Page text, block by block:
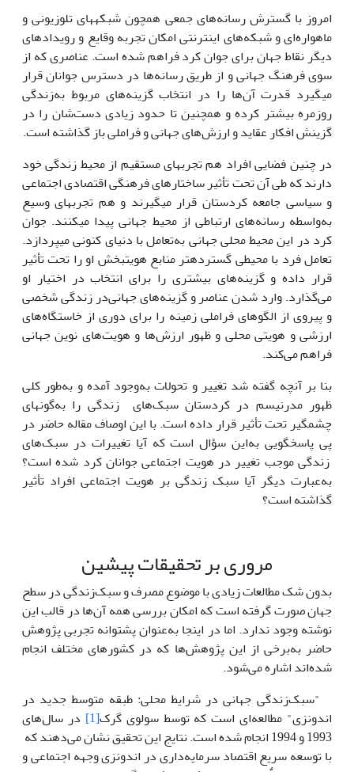
امروز با گسترش رسانه‌های جمعی همچون شبکه‏های تلوزیونی و
ماهواره‌ای و شبکه‌‌های اینترنتی امکان تجربه وقایع و رویدادهای
دیگر نقاط جهان برای جوان کرد فراهم شده‌ است. عناصری که از
سوی فرهنگ جهانی و از طریق رسانه‌ها در دسترس جوانان قرار
می‏گیرد قدرت آن‌ها را در انتخاب گزینه‌های مربوط به‌زندگی
روزمره بیشتر کرده و همچنین تا حدود زیادی دست‌شان‌ را در
گزینش افکار عقاید و ارزش‌های جهانی و فراملی باز گذاشته است.
در چنین فضایی افراد هم تجربه‏ای مستقیم از محیط زندگی خود
دارند که طی آن تحت تأثیر ساختارهای فرهنگی اقتصادی اجتماعی
و سیاسی جامعه کردستان‌ قرار می‏گیرند و هم تجربه‏ای وسیع
به‌واسطه رسانه‌های ارتباطی از محیط جهانی پیدا می‏کنند. جوان
کرد در این محیط محلی جهانی به‌تعامل با دنیای کنونی می‏پردازد.
تعامل فرد با محیطی گسترده‏تر منابع هویت‏بخش او را تحت تأثیر
قرار داده و گزینه‌های بیشتری را برای انتخاب در اختیار او
می‌گذارد. وارد شدن عناصر و گزینه‌های جهانی‌در زندگی شخصی
و پیروی از الگوهای فراملی ‌زمینه را‌ برای دوری از خاستگاه‌های
ارزشی و هویتی محلی و ظهور ارزش‌ها و هویت‌های نوین جهانی
فراهم می‌کند.
بنا بر آنچه گفته شد تغییر و تحولات به‌وجود آمده و به‌طور کلی
ظهور مدرنیسم در کردستان سبک‌های زندگی را به‌گونه‏ای
چشمگیر تحت تأثیر قرار داده است. با این اوصاف مقاله حاضر در
پی پاسخگویی به‌این سؤال است که آیا تغییرات در سبک‌های
زندگی موجب تغییر در هویت اجتماعی جوانان کرد شده است؟
به‌عبارت دیگر آیا سبک زندگی بر هویت اجتماعی افراد تأثیر
گذاشته است؟
مروری بر تحقیقات پیشین
بدون شک مطالعات زیادی با موضوع مصرف و سبک‌زندگی در سطح
جهان صورت گرفته است که امکان بررسی همه آن‌ها در قالب این
نوشته وجود ندارد. اما در اینجا به‌عنوان پشتوانه‌ تجربی پژوهش
حاضر به‌برخی از این پژوهش‌ها که در کشورهای مختلف انجام
شده‌اند اشاره می‌شود.
"سبک‌زندگی جهانی در شرایط محلی: طبقه متوسط جدید در
اندونزی" مطالعه‌ای است که توسط سولوی گرک[1]
در سال‌های
1993 و 1994 انجام شده است. نتایج این تحقیق نشان می‌دهند که
با توسعه سریع اقتصاد سرمایه‌داری در اندونزی وجهه اجتماعی و